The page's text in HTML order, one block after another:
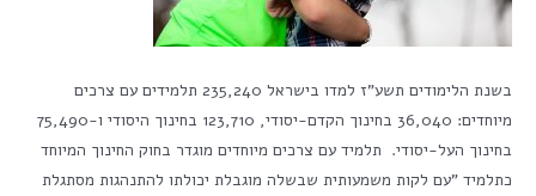
בשנת הלימודים תשע"ז למדו בישראל 235,240 תלמידים עם צרכים
מיוחדים: 36,040 בחינוך הקדם-יסודי, 123,710 בחינוך היסודי ו-75,490
בחינוך העל-יסודי. תלמיד עם צרכים מיוחדים מוגדר בחוק החינוך המיוחד
כתלמיד "עם לקות משמעותית שבשלה מוגבלת יכולתו להתנהגות מסתגלת